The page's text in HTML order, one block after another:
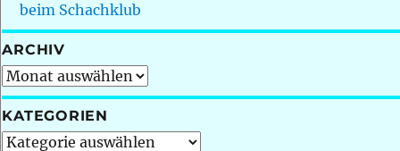
beim Schachklub
ARCHIV
Archiv
KATEGORIEN
Kategorien